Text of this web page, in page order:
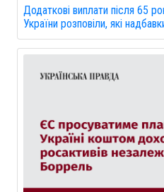
Додаткові виплати після 65
України розповіли, які